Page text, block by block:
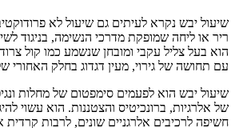
שיעול יבש נקרא לעיתים גם שיעול לא
ריר או ליחה שמופקת מדרכי הנשימה, בניגוד
הוא בעל צליל עקבי ומובחן שנשמע כמו קול
עם תחושה של גירוי, מעין דגדוג בחלק האחורי
שיעול יבש הוא לפעמים סימפטום של מחלות
של אלרגיות, ברונכיטיס והצטננות. הוא עשוי
חשיפה לרכיבים אלרגניים שונים, לרבות